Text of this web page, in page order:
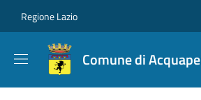
Regione Lazio
Comune di